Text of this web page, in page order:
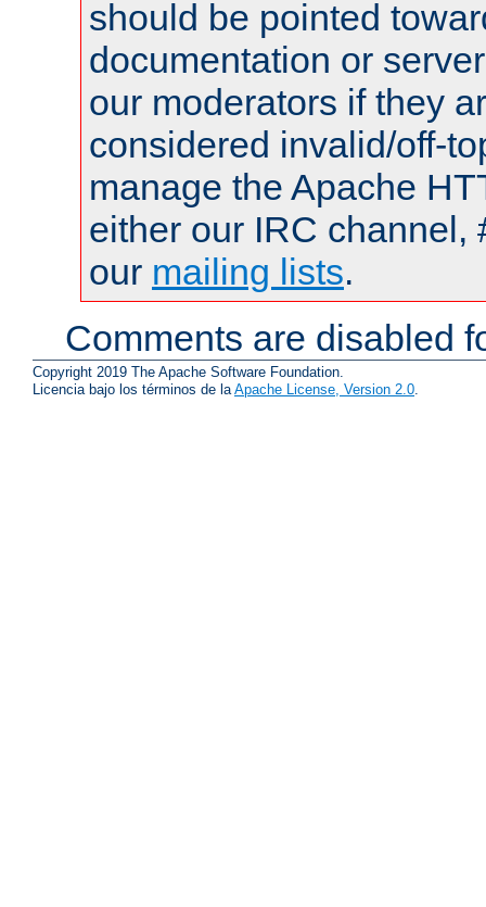
should be pointed
documentation or
our moderators if they
considered invalid/off-
manage the Apache
either our IRC channel,
our mailing lists.
Comments are disabled
Copyright 2019 The Apache Software Foundation.
Licencia bajo los términos de laApache License, Version 2.0.